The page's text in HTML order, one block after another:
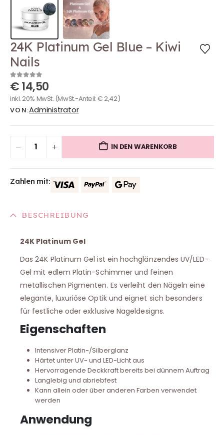
24K Platinum Gel Blue – Kiwi
Nails
0out of 5
€14,50
inkl. 20% MwSt. (MwSt.-Anteil:€2,42)
VON:Administrator
IN DEN WARENKORB
Zahlen mit:
BESCHREIBUNG
24K Platinum Gel
Das 24K Platinum Gel ist ein hochglänzendes UV/LED-
Gel mit edlem Platin-Schimmer und feinen
metallischen Pigmenten. Es verleiht den Nägeln eine
elegante, luxuriöse Optik und eignet sich besonders
für festliche oder exklusive Nageldesigns.
Eigenschaften
Intensiver Platin-/Silberglanz
Härtet unter UV- und LED-Licht aus
Hervorragende Deckkraft bereits bei dünnem Auftrag
Langlebig und abriebfest
Kann allein oder über anderen Farben verwendet
werden
Anwendung